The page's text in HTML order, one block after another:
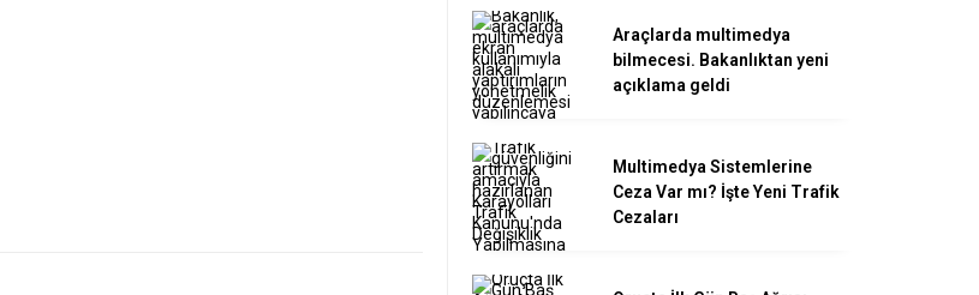
Araçlarda multimedya
bilmecesi. Bakanlıktan yeni
açıklama geldi
Multimedya Sistemlerine
Ceza Var mı? İşte Yeni Trafik
Cezaları